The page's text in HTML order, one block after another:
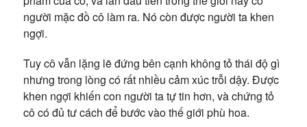
người mặc đồ cô làm ra. Nó còn được người ta khen
ngợi.
Tuy cô vẫn lặng lẽ đứng bên cạnh không tỏ thái độ gì
nhưng trong lòng có rất nhiều cảm xúc trỗi dậy. Được
khen ngợi khiến con người ta tự tin hơn, và chứng tỏ
cô có đủ tư cách để bước vào thế giới phù hoa.